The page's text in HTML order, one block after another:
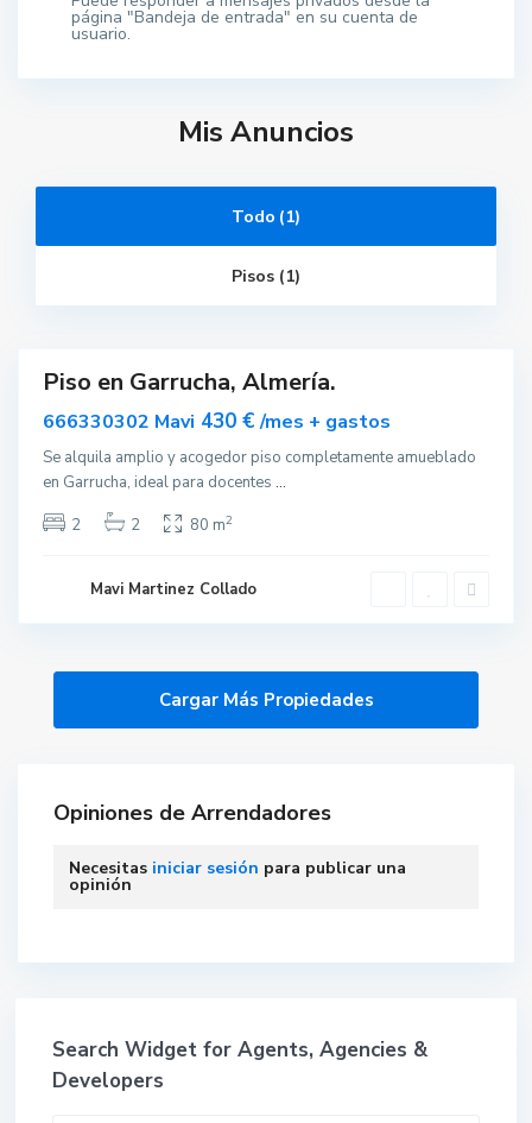
página "Bandeja de entrada" en su cuenta de
usuario.
Mis Anuncios
Todo (1)
Pisos (1)
r
Piso en Garrucha, Almería.
666330302 Mavi 430 €/mes + gastos
Se alquila amplio y acogedor piso completamente amueblado
en Garrucha, ideal para docentes ...
2
2 80 m2
Mavi Martinez Collado
Opiniones de Arrendadores
Necesitas iniciar sesión para publicar una
opinión
Search Widget for Agents, Agencies &
Developers